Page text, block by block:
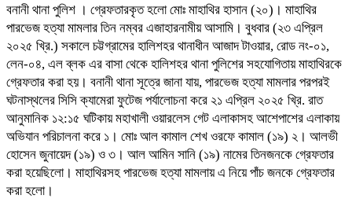
বনানী থানা পুলিশ । গ্রেফতারকৃত হলো মোঃ মাহাথির হাসান (২০)। মাহাথির
পারভেজ হত্যা মামলার তিন নম্বর এজাহারনামীয় আসামি। বুধবার (২৩ এপ্রিল
২০২৫ খ্রি.) সকালে চট্টগ্রামের হালিশহর থানাধীন আজাদ টাওয়ার, রোড নং-০১,
লেন-০৪, এল ব্লক এর বাসা থেকে হালিশহর থানা পুলিশের সহযোগিতায় মাহাথিরকে
গ্রেফতার করা হয়। বনানী থানা সূত্রে জানা যায়, পারভেজ হত্যা মামলার পরপরই
ঘটনাস্থলের সিসি ক্যামেরা ফুটেজ পর্যালোচনা করে ২১ এপ্রিল ২০২৫ খ্রি. রাত
আনুমানিক ১২:১৫ ঘটিকায় মহাখালী ওয়ারলেস গেট এলাকাসহ আশেপাশের এলাকায়
অভিযান পরিচালনা করে ১। মোঃ আল কামাল শেখ ওরফে কামাল (১৯) ২। আলভী
হোসেন জুনায়েদ (১৯) ও ৩। আল আমিন সানি (১৯) নামের তিনজনকে গ্রেফতার
করা হয়েছিলো। মাহাথিরসহ পারভেজ হত্যা মামলায় এ নিয়ে পাঁচ জনকে গ্রেফতার
করা হলো।